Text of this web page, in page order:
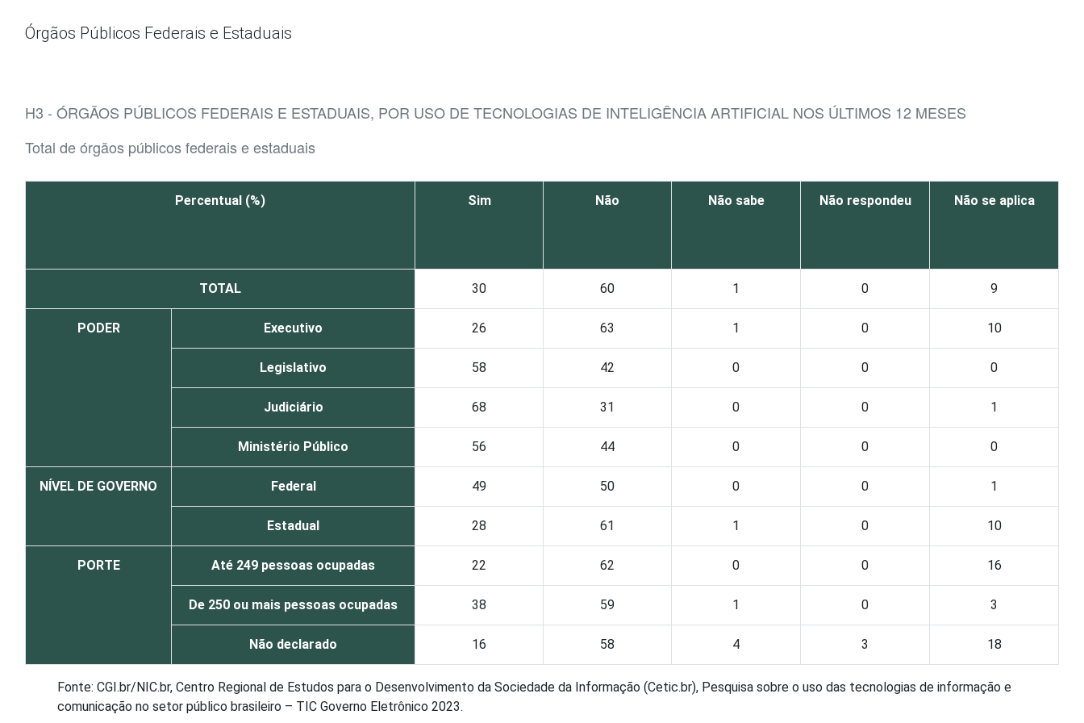
Órgãos Públicos Federais e Estaduais
H3 - ÓRGÃOS PÚBLICOS FEDERAIS E ESTADUAIS, POR USO DE TECNOLOGIAS DE INTELIGÊNCIA ARTIFICIAL NOS ÚLTIMOS 12 MESES
Total de órgãos públicos federais e estaduais
Percentual (%) Sim Não Não sabe Não respondeu Não se aplica
TOTAL 30 60 1 0 9
PODER Executivo 26 63 1 0 10
Legislativo 58 42 0 0 0
Judiciário 68 31 0 0 1
Ministério Público 56 44 0 0 0
NÍVEL DE GOVERNO Federal 49 50 0 0 1
Estadual 28 61 1 0 10
PORTE Até 249 pessoas ocupadas 22 62 0 0 16
De 250 ou mais pessoas ocupadas 38 59 1 0 3
Não declarado 16 58 4 3 18
Fonte: CGI.br/NIC.br, Centro Regional de Estudos para o Desenvolvimento da Sociedade da Informação (Cetic.br), Pesquisa sobre o uso das tecnologias de informação e
comunicação no setor público brasileiro – TIC Governo Eletrônico 2023.